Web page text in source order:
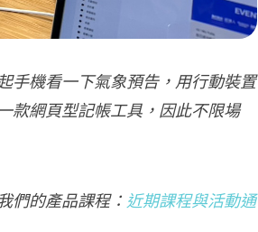
手機看一下氣象預告，用行動裝置
款網頁型記帳工具，因此不限場
們的產品課程： 近期課程與活動通